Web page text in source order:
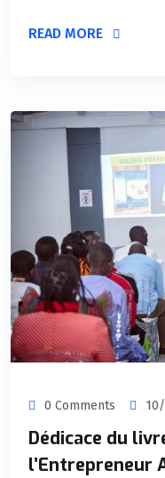
READ MORE
0 Comments
Dédicace du
l’Entrepreneur